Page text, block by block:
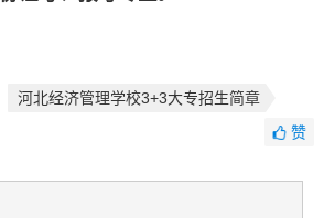
河北经济管理学校3+3大专招生简章
赞